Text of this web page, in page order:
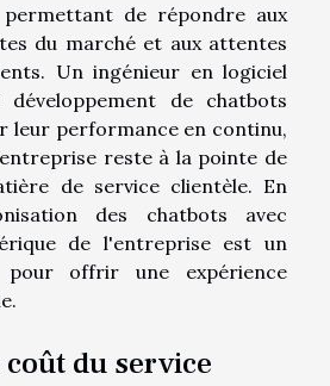
permettant de répondre aux
du marché et aux attentes
Un ingénieur en logiciel
développement de chatbots
leur performance en continu,
reste à la pointe de
de service clientèle. En
des chatbots avec
de l'entreprise est un
pour offrir une expérience
du service